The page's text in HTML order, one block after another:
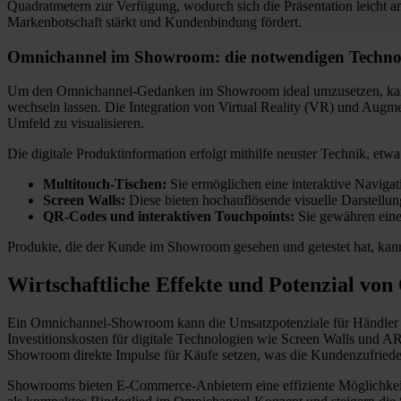
Quadratmetern zur Verfügung, wodurch sich die Präsentation leicht
Markenbotschaft stärkt und Kundenbindung fördert.
Omnichannel im Showroom: die notwendigen
Um den Omnichannel-Gedanken im Showroom ideal umzusetzen,
wechseln lassen. Die Integration von Virtual Reality (VR) und
Umfeld zu visualisieren.
Die digitale Produktinformation erfolgt mithilfe neuster Technik,
Multitouch-Tischen: Sie ermöglichen eine interaktive
Screen Walls: Diese bieten hochauflösende visuelle
QR-Codes und interaktiven Touchpoints: Sie gewähren
Produkte, die der Kunde im Showroom gesehen und getestet hat,
Wirtschaftliche Effekte und Potenzial von
Ein Omnichannel-Showroom kann die Umsatzpotenziale für
Investitionskosten für digitale Technologien wie Screen Walls und
Showroom direkte Impulse für Käufe setzen, was die
Showrooms bieten E-Commerce-Anbietern eine effiziente